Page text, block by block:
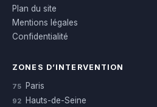
Plan du site
Mentions légales
Confidentialité
ZONES D’INTERVENTION
75 Paris
92 Hauts-de-Seine